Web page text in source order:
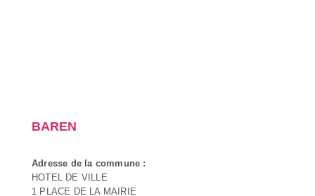
BAREN
Adresse de la commune :
HOTEL DE VILLE
1 PLACE DE LA MAIRIE